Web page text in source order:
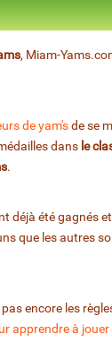
, Miam-
de yam'sde se
dans le
.
déjà été gagnés
que les autres
encore les
apprendre à